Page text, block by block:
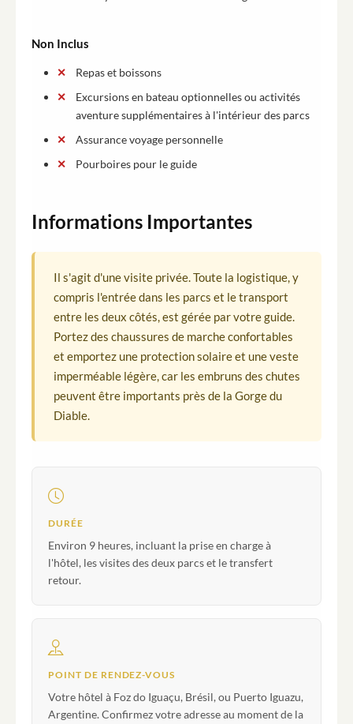
Non Inclus
Repas et boissons
Excursions en bateau optionnelles ou activités
aventure supplémentaires à l'intérieur des parcs
Assurance voyage personnelle
Pourboires pour le guide
Informations Importantes
Il s'agit d'une visite privée. Toute la logistique, y
compris l'entrée dans les parcs et le transport
entre les deux côtés, est gérée par votre guide.
Portez des chaussures de marche confortables
et emportez une protection solaire et une veste
imperméable légère, car les embruns des chutes
peuvent être importants près de la Gorge du
Diable.
DURÉE
Environ 9 heures, incluant la prise en charge à
l'hôtel, les visites des deux parcs et le transfert
retour.
POINT DE RENDEZ-VOUS
Votre hôtel à Foz do Iguaçu, Brésil, ou Puerto Iguazu,
Argentine. Confirmez votre adresse au moment de la